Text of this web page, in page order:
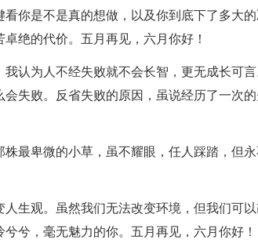
你是不是真的想做，以及你到底下了多大
绝的代价。五月再见，六月你好！
认为人不经失败就不会长智，更无成长可
失败。反省失败的原因，虽说经历了一次
最卑微的小草，虽不耀眼，任人踩踏，但
生观。虽然我们无法改变环境，但我们可以
兮，毫无魅力的你。五月再见，六月你好！